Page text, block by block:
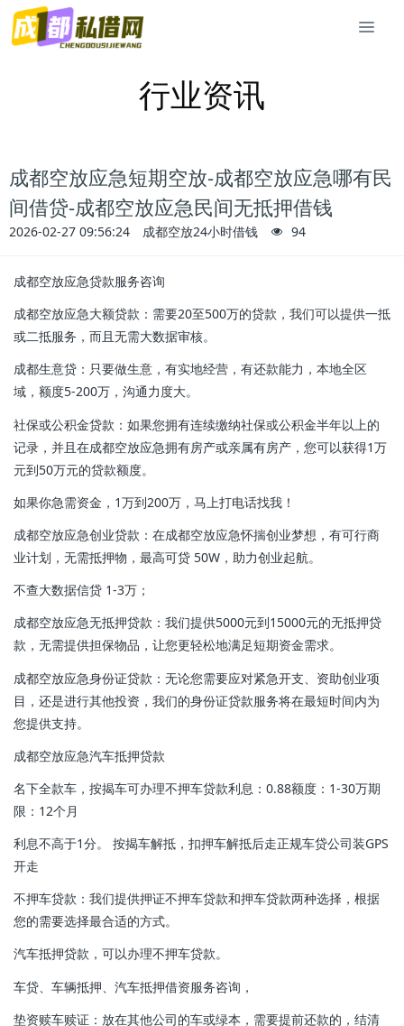
行业资讯
成都空放应急短期空放-成都空放应急哪有民
间借贷-成都空放应急民间无抵押借钱
2026-02-27 09:56:24 成都空放24小时借钱 94
成都空放应急贷款服务咨询
成都空放应急大额贷款：需要20至500万的贷款，我们可以提供一抵
或二抵服务，而且无需大数据审核。
成都生意贷：只要做生意，有实地经营，有还款能力，本地全区
域，额度5-200万，沟通力度大。
社保或公积金贷款：如果您拥有连续缴纳社保或公积金半年以上的
记录，并且在成都空放应急拥有房产或亲属有房产，您可以获得1万
元到50万元的贷款额度。
如果你急需资金，1万到200万，马上打电话找我！
成都空放应急创业贷款：在成都空放应急怀揣创业梦想，有可行商
业计划，无需抵押物，最高可贷 50W，助力创业起航。
不查大数据信贷 1-3万；
成都空放应急无抵押贷款：我们提供5000元到15000元的无抵押贷
款，无需提供担保物品，让您更轻松地满足短期资金需求。
成都空放应急身份证贷款：无论您需要应对紧急开支、资助创业项
目，还是进行其他投资，我们的身份证贷款服务将在最短时间内为
您提供支持。
成都空放应急汽车抵押贷款
名下全款车，按揭车可办理不押车贷款利息：0.88额度：1-30万期
限：12个月
利息不高于1分。 按揭车解抵，扣押车解抵后走正规车贷公司装GPS
开走
不押车贷款：我们提供押证不押车贷款和押车贷款两种选择，根据
您的需要选择最合适的方式。
汽车抵押贷款，可以办理不押车贷款。
车贷、车辆抵押、汽车抵押借资服务咨询，
垫资赎车赎证：放在其他公司的车或绿本，需要提前还款的，结清